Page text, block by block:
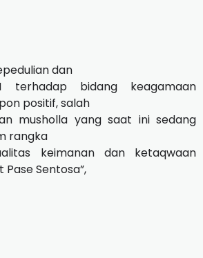
dan
bidang keagamaan
positif, salah
musholla yang saat ini sedang
rangka
keimanan dan ketaqwaan
Sentosa”,